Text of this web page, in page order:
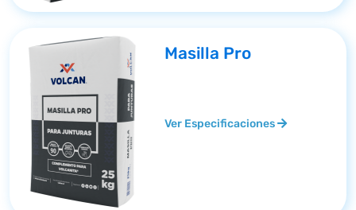
Masilla Pro
Ver Especificaciones